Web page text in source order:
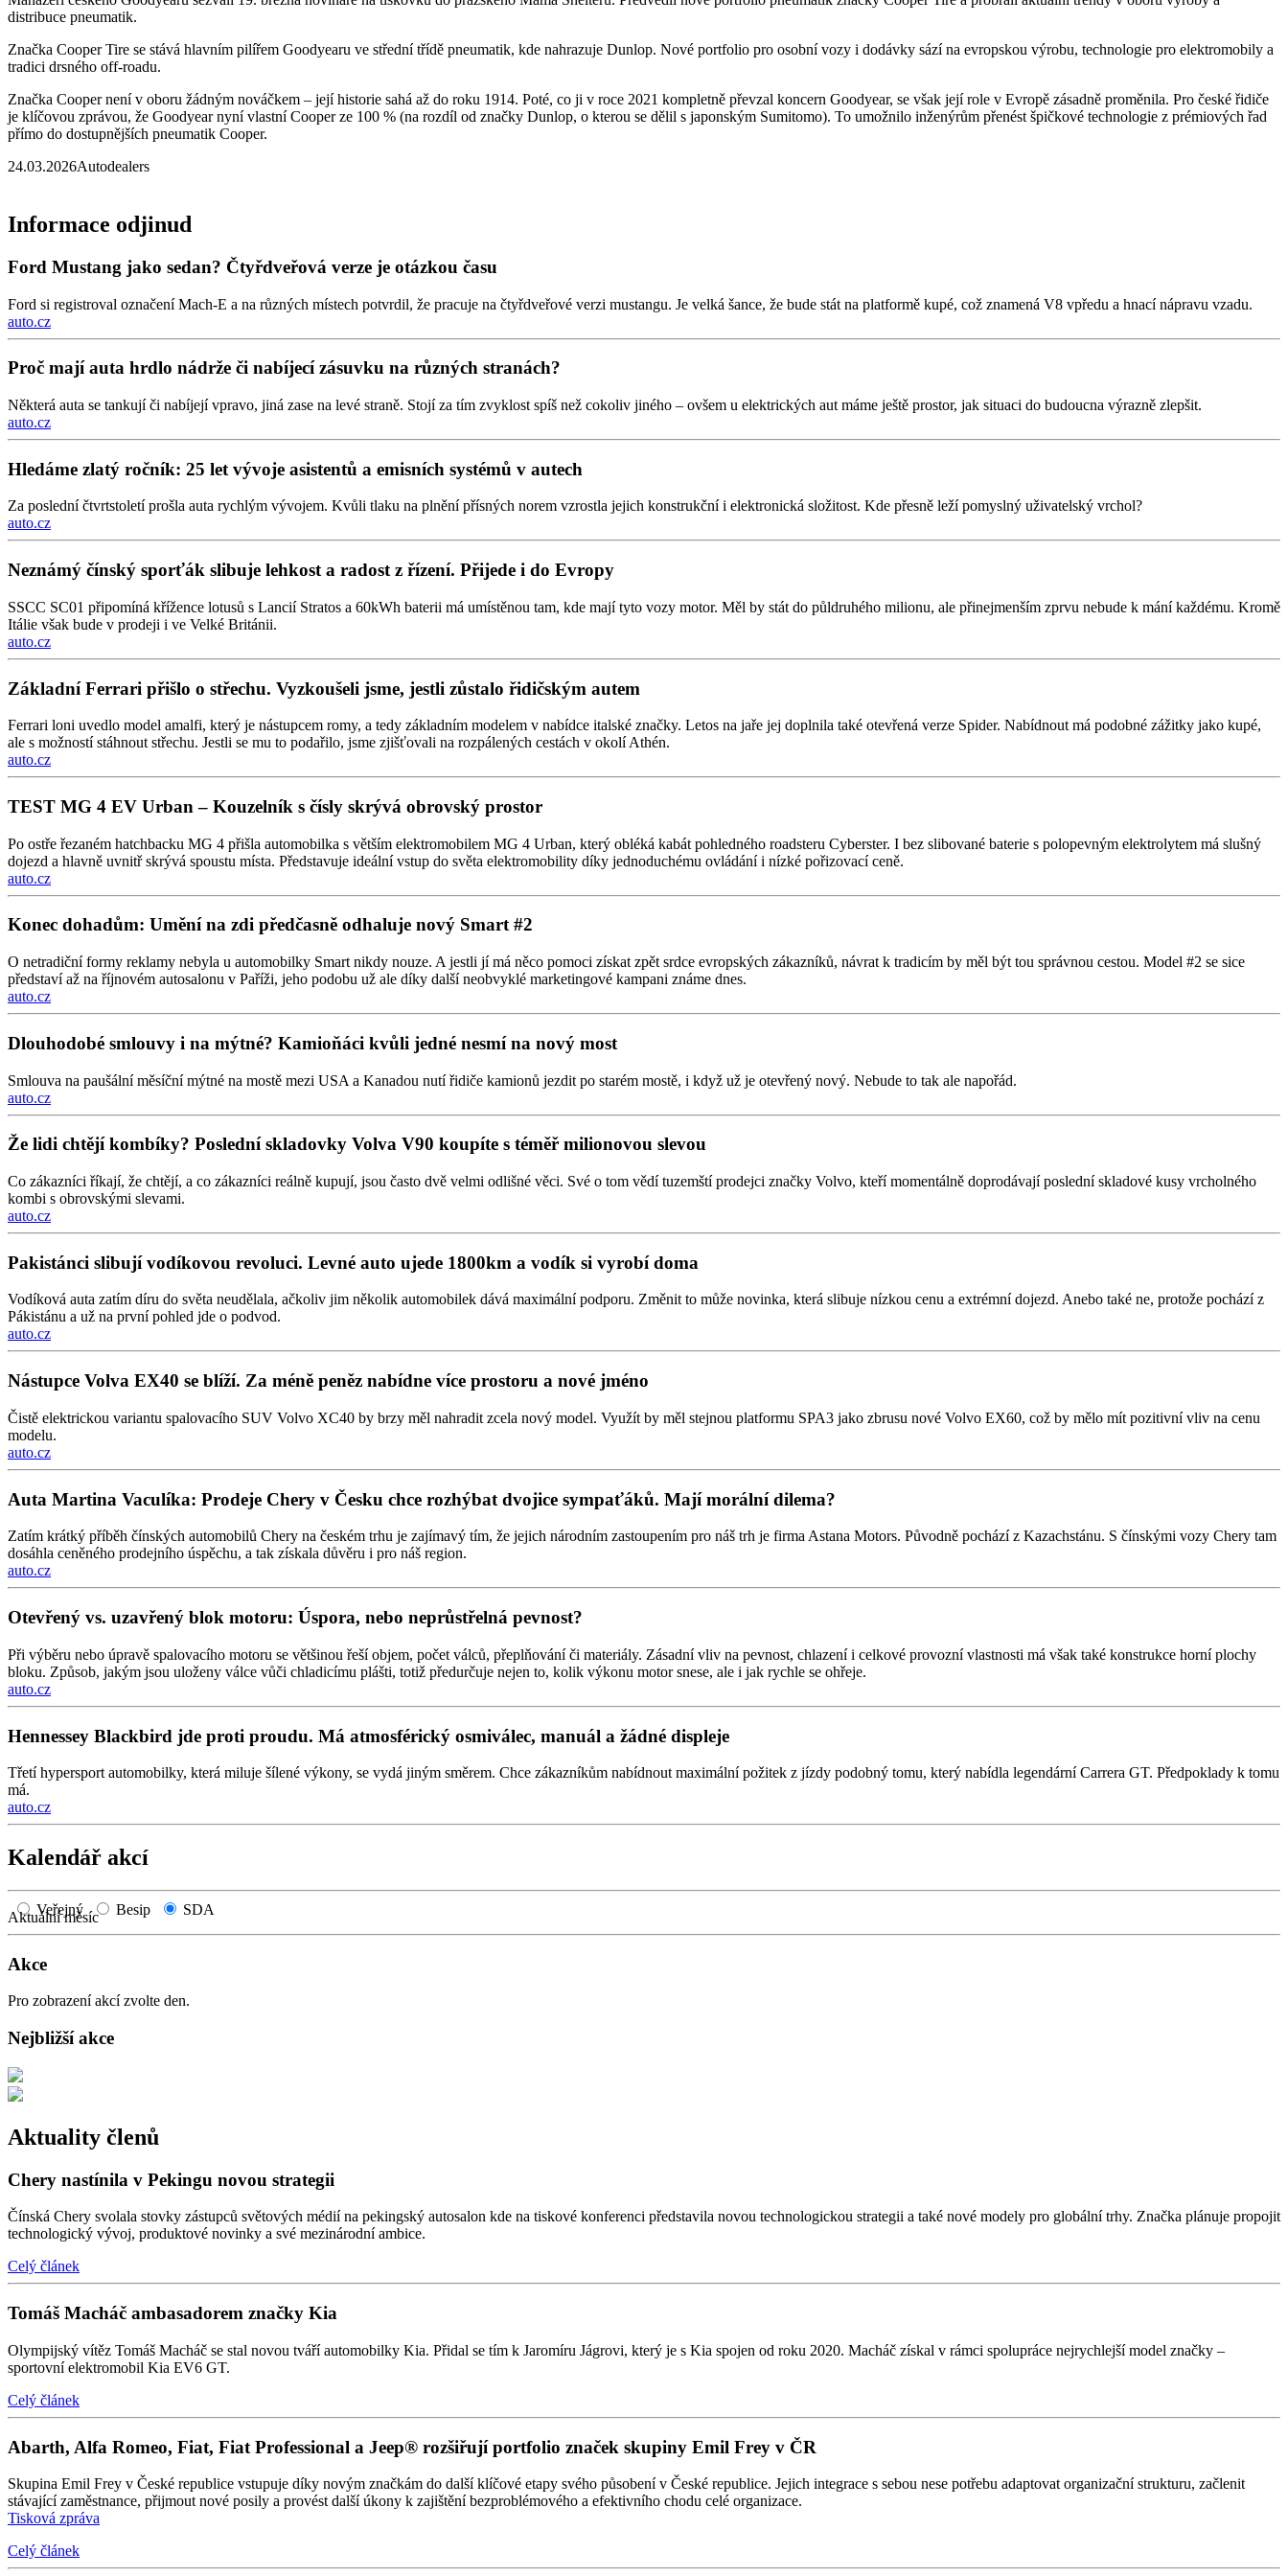
distribuce pneumatik.
Značka Cooper Tire se stává hlavním pilířem Goodyearu ve střední třídě pneumatik, kde nahrazuje Dunlop. Nové portfolio pro osobní vozy i dodávky sází na evropskou výrobu, technologie pro elektromobily a
tradici drsného off-roadu.
Značka Cooper není v oboru žádným nováčkem – její historie sahá až do roku 1914. Poté, co ji v roce 2021 kompletně převzal koncern Goodyear, se však její role v Evropě zásadně proměnila. Pro české řidiče
je klíčovou zprávou, že Goodyear nyní vlastní Cooper ze 100 % (na rozdíl od značky Dunlop, o kterou se dělil s japonským Sumitomo). To umožnilo inženýrům přenést špičkové technologie z prémiových řad
přímo do dostupnějších pneumatik Cooper.
24.03.2026Autodealers
Informace odjinud
Ford Mustang jako sedan? Čtyřdveřová verze je otázkou času
Ford si registroval označení Mach-E a na různých místech potvrdil, že pracuje na čtyřdveřové verzi mustangu. Je velká šance, že bude stát na platformě kupé, což znamená V8 vpředu a hnací nápravu vzadu.
auto.cz
Proč mají auta hrdlo nádrže či nabíjecí zásuvku na různých stranách?
Některá auta se tankují či nabíjejí vpravo, jiná zase na levé straně. Stojí za tím zvyklost spíš než cokoliv jiného – ovšem u elektrických aut máme ještě prostor, jak situaci do budoucna výrazně zlepšit.
auto.cz
Hledáme zlatý ročník: 25 let vývoje asistentů a emisních systémů v autech
Za poslední čtvrtstoletí prošla auta rychlým vývojem. Kvůli tlaku na plnění přísných norem vzrostla jejich konstrukční i elektronická složitost. Kde přesně leží pomyslný uživatelský vrchol?
auto.cz
Neznámý čínský sporťák slibuje lehkost a radost z řízení. Přijede i do Evropy
SSCC SC01 připomíná křížence lotusů s Lancií Stratos a 60kWh baterii má umístěnou tam, kde mají tyto vozy motor. Měl by stát do půldruhého milionu, ale přinejmenším zprvu nebude k mání každému. Kromě
Itálie však bude v prodeji i ve Velké Británii.
auto.cz
Základní Ferrari přišlo o střechu. Vyzkoušeli jsme, jestli zůstalo řidičským autem
Ferrari loni uvedlo model amalfi, který je nástupcem romy, a tedy základním modelem v nabídce italské značky. Letos na jaře jej doplnila také otevřená verze Spider. Nabídnout má podobné zážitky jako kupé,
ale s možností stáhnout střechu. Jestli se mu to podařilo, jsme zjišťovali na rozpálených cestách v okolí Athén.
auto.cz
TEST MG 4 EV Urban – Kouzelník s čísly skrývá obrovský prostor
Po ostře řezaném hatchbacku MG 4 přišla automobilka s větším elektromobilem MG 4 Urban, který obléká kabát pohledného roadsteru Cyberster. I bez slibované baterie s polopevným elektrolytem má slušný
dojezd a hlavně uvnitř skrývá spoustu místa. Představuje ideální vstup do světa elektromobility díky jednoduchému ovládání i nízké pořizovací ceně.
auto.cz
Konec dohadům: Umění na zdi předčasně odhaluje nový Smart #2
O netradiční formy reklamy nebyla u automobilky Smart nikdy nouze. A jestli jí má něco pomoci získat zpět srdce evropských zákazníků, návrat k tradicím by měl být tou správnou cestou. Model #2 se sice
představí až na říjnovém autosalonu v Paříži, jeho podobu už ale díky další neobvyklé marketingové kampani známe dnes.
auto.cz
Dlouhodobé smlouvy i na mýtné? Kamioňáci kvůli jedné nesmí na nový most
Smlouva na paušální měsíční mýtné na mostě mezi USA a Kanadou nutí řidiče kamionů jezdit po starém mostě, i když už je otevřený nový. Nebude to tak ale napořád.
auto.cz
Že lidi chtějí kombíky? Poslední skladovky Volva V90 koupíte s téměř milionovou slevou
Co zákazníci říkají, že chtějí, a co zákazníci reálně kupují, jsou často dvě velmi odlišné věci. Své o tom vědí tuzemští prodejci značky Volvo, kteří momentálně doprodávají poslední skladové kusy vrcholného
kombi s obrovskými slevami.
auto.cz
Pakistánci slibují vodíkovou revoluci. Levné auto ujede 1800km a vodík si vyrobí doma
Vodíková auta zatím díru do světa neudělala, ačkoliv jim několik automobilek dává maximální podporu. Změnit to může novinka, která slibuje nízkou cenu a extrémní dojezd. Anebo také ne, protože pochází z
Pákistánu a už na první pohled jde o podvod.
auto.cz
Nástupce Volva EX40 se blíží. Za méně peněz nabídne více prostoru a nové jméno
Čistě elektrickou variantu spalovacího SUV Volvo XC40 by brzy měl nahradit zcela nový model. Využít by měl stejnou platformu SPA3 jako zbrusu nové Volvo EX60, což by mělo mít pozitivní vliv na cenu
modelu.
auto.cz
Auta Martina Vaculíka: Prodeje Chery v Česku chce rozhýbat dvojice sympaťáků. Mají morální dilema?
Zatím krátký příběh čínských automobilů Chery na českém trhu je zajímavý tím, že jejich národním zastoupením pro náš trh je firma Astana Motors. Původně pochází z Kazachstánu. S čínskými vozy Chery tam
dosáhla ceněného prodejního úspěchu, a tak získala důvěru i pro náš region.
auto.cz
Otevřený vs. uzavřený blok motoru: Úspora, nebo neprůstřelná pevnost?
Při výběru nebo úpravě spalovacího motoru se většinou řeší objem, počet válců, přeplňování či materiály. Zásadní vliv na pevnost, chlazení i celkové provozní vlastnosti má však také konstrukce horní plochy
bloku. Způsob, jakým jsou uloženy válce vůči chladicímu plášti, totiž předurčuje nejen to, kolik výkonu motor snese, ale i jak rychle se ohřeje.
auto.cz
Hennessey Blackbird jde proti proudu. Má atmosférický osmiválec, manuál a žádné displeje
Třetí hypersport automobilky, která miluje šílené výkony, se vydá jiným směrem. Chce zákazníkům nabídnout maximální požitek z jízdy podobný tomu, který nabídla legendární Carrera GT. Předpoklady k tomu
má.
auto.cz
Kalendář akcí
Veřejný Besip SDA
Aktuální měsíc
Akce
Pro zobrazení akcí zvolte den.
Nejbližší akce
Aktuality členů
Chery nastínila v Pekingu novou strategii
Čínská Chery svolala stovky zástupců světových médií na pekingský autosalon kde na tiskové konferenci představila novou technologickou strategii a také nové modely pro globální trhy. Značka plánuje propojit
technologický vývoj, produktové novinky a své mezinárodní ambice.
Celý článek
Tomáš Macháč ambasadorem značky Kia
Olympijský vítěz Tomáš Macháč se stal novou tváří automobilky Kia. Přidal se tím k Jaromíru Jágrovi, který je s Kia spojen od roku 2020. Macháč získal v rámci spolupráce nejrychlejší model značky –
sportovní elektromobil Kia EV6 GT.
Celý článek
Abarth, Alfa Romeo, Fiat, Fiat Professional a Jeep® rozšiřují portfolio značek skupiny Emil Frey v ČR
Skupina Emil Frey v České republice vstupuje díky novým značkám do další klíčové etapy svého působení v České republice. Jejich integrace s sebou nese potřebu adaptovat organizační strukturu, začlenit
stávající zaměstnance, přijmout nové posily a provést další úkony k zajištění bezproblémového a efektivního chodu celé organizace.
Tisková zpráva
Celý článek